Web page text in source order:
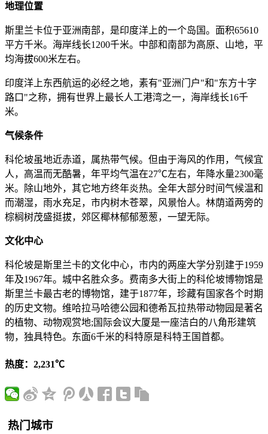
地理位置
斯里兰卡位于亚洲南部，是印度洋上的一个岛国。面积65610
平方千米。海岸线长1200千米。中部和南部为高原、山地，平
均海拔600米左右。
印度洋上东西航运的必经之地，素有"亚洲门户"和"东方十字
路口"之称，拥有世界上最长人工港湾之一，海岸线长16千
米。
气候条件
科伦坡虽地近赤道，属热带气候。但由于海风的作用，气候宜
人，高温而无酷暑，年平均气温在27℃左右，年降水量2300毫
米。除山地外，其它地方终年炎热。全年大部分时间气候温和
而潮湿，雨水充足，市内树木苍翠，风景怡人。林荫道两旁的
棕榈树茂盛挺拔，郊区椰林郁郁葱葱，一望无际。
文化中心
科伦坡是斯里兰卡的文化中心，市内的两座大学分别建于1959
年及1967年。城中名胜众多。费南多大街上的科伦坡博物馆是
斯里兰卡最古老的博物馆，建于1877年，珍藏有国家各个时期
的历史文物。维哈拉马哈德公园和德希瓦拉热带动物园是著名
的植物、动物观赏地;国际会议大厦是一座洁白的八角形建筑
物，独具特色。东面6千米的科特原是科特王国首都。
热度：2,231℃
热门城市